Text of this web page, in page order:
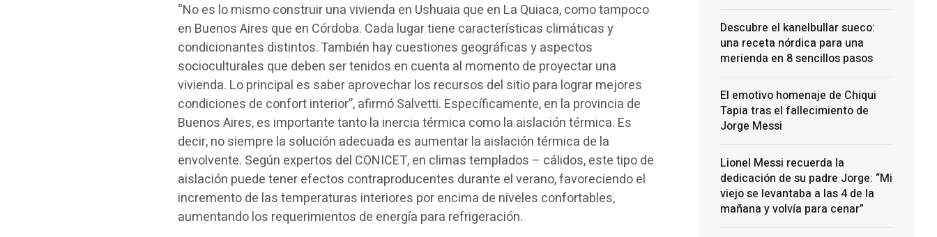
“No es lo mismo construir una vivienda en Ushuaia que en La Quiaca, como tampoco
en Buenos Aires que en Córdoba. Cada lugar tiene características climáticas y
condicionantes distintos. También hay cuestiones geográficas y aspectos
socioculturales que deben ser tenidos en cuenta al momento de proyectar una
vivienda. Lo principal es saber aprovechar los recursos del sitio para lograr mejores
condiciones de confort interior”, afirmó Salvetti. Específicamente, en la provincia de
Buenos Aires, es importante tanto la inercia térmica como la aislación térmica. Es
decir, no siempre la solución adecuada es aumentar la aislación térmica de la
envolvente. Según expertos del CONICET, en climas templados – cálidos, este tipo de
aislación puede tener efectos contraproducentes durante el verano, favoreciendo el
incremento de las temperaturas interiores por encima de niveles confortables,
aumentando los requerimientos de energía para refrigeración.
Descubre el kanelbullar sueco:
una receta nórdica para una
merienda en 8 sencillos pasos
El emotivo homenaje de Chiqui
Tapia tras el fallecimiento de
Jorge Messi
Lionel Messi recuerda la
dedicación de su padre Jorge: “Mi
viejo se levantaba a las 4 de la
mañana y volvía para cenar”